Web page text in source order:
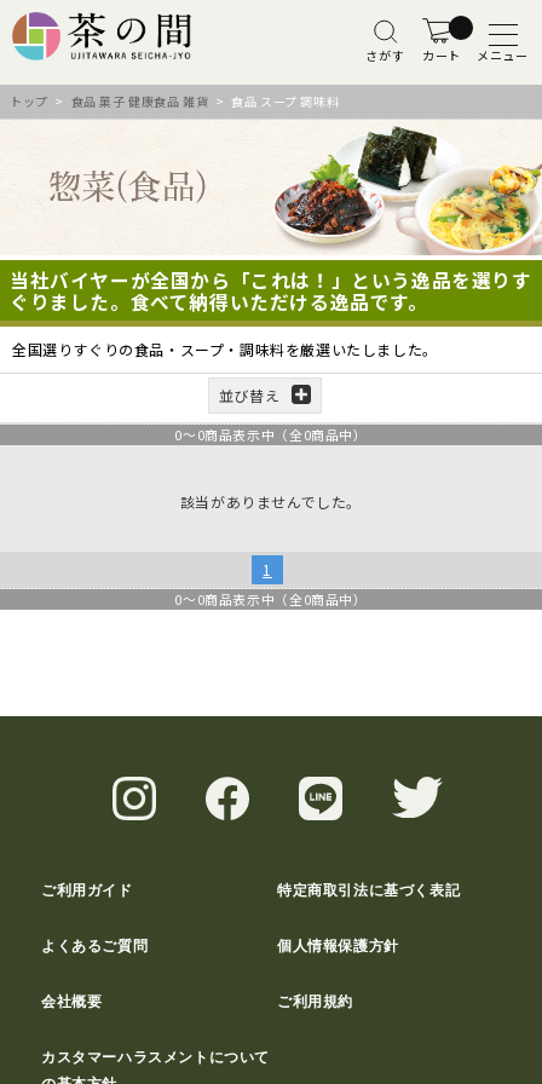
さがす カート メニュー
トップ > 食品 菓子 健康食品 雑貨 > 食品 スープ 調味料
当社バイヤーが全国から「これは！」という逸品を選りす
ぐりました。食べて納得いただける逸品です。
全国選りすぐりの食品・スープ・調味料を厳選いたしました。
並び替え
0～0商品表示中（全0商品中）
該当がありませんでした。
1
0～0商品表示中（全0商品中）
ご利用ガイド 特定商取引法に基づく表記
よくあるご質問 個人情報保護方針
会社概要 ご利用規約
カスタマーハラスメントについて